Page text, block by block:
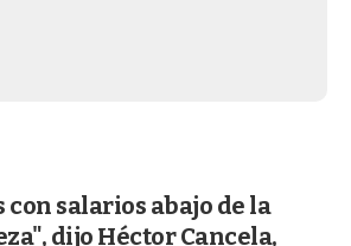
con salarios abajo de la
dijo Héctor Cancela,